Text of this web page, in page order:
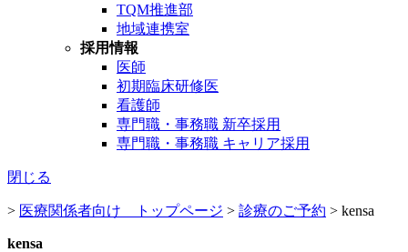
TQM推進部
地域連携室
採用情報
医師
初期臨床研修医
看護師
専門職・事務職 新卒採用
専門職・事務職 キャリア採用
閉じる
> 医療関係者向け トップページ > 診療のご予約 > kensa
kensa